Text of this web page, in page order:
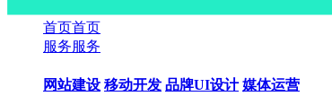
首页首页
服务服务
网站建设 移动开发 品牌UI设计 媒体运营